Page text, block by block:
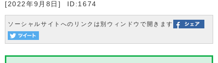
[2022年9月8日] ID:1674
ソーシャルサイトへのリンクは別ウィンドウで開きます